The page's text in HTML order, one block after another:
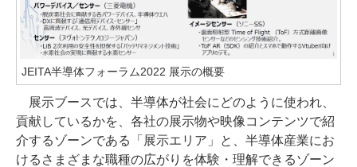
JEITA半導体フォーラム2022 展示の概要
展示ブースでは、半導体が社会にどのように使われ、
貢献しているかを、各社の展示物や映像コンテンツで紹
介するゾーンである「展示エリア」と、半導体産業にお
けるさまざまな職種の広がりを体験・理解できるゾーン